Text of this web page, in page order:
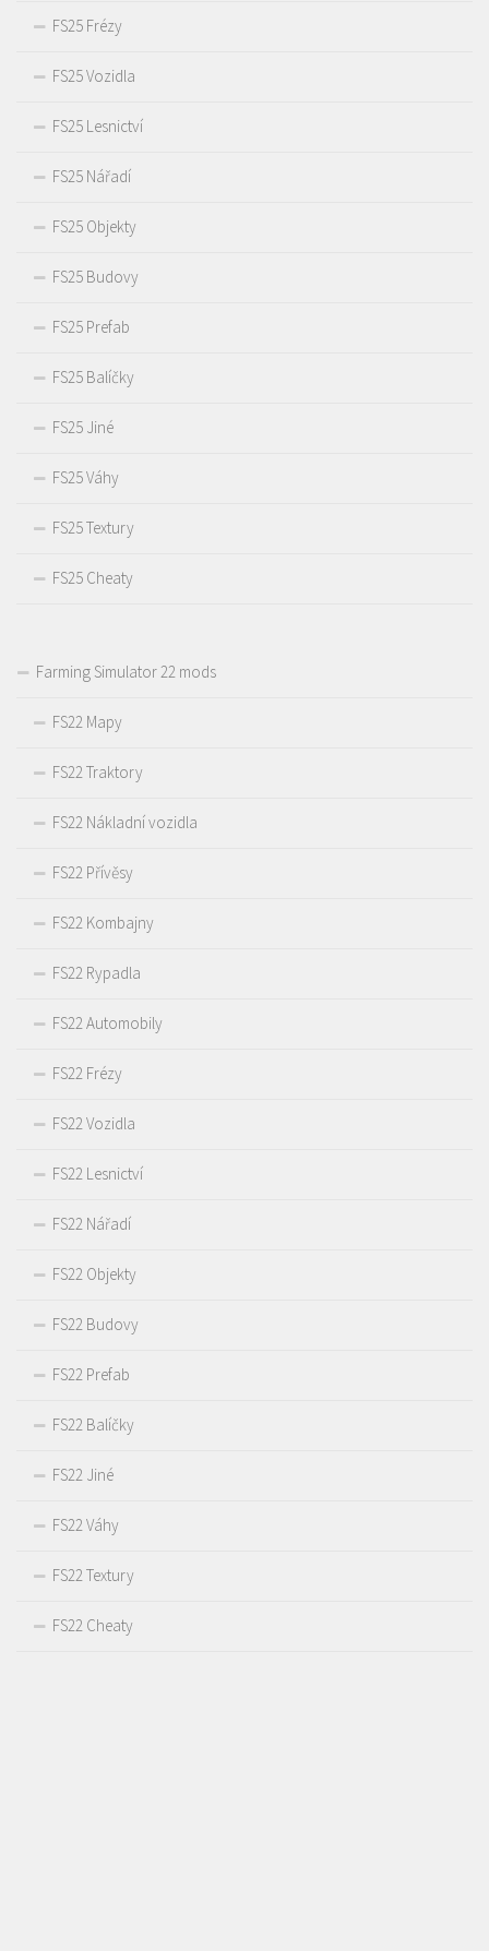
FS25 Frézy
FS25 Vozidla
FS25 Lesnictví
FS25 Nářadí
FS25 Objekty
FS25 Budovy
FS25 Prefab
FS25 Balíčky
FS25 Jiné
FS25 Váhy
FS25 Textury
FS25 Cheaty
Farming Simulator 22 mods
FS22 Mapy
FS22 Traktory
FS22 Nákladní vozidla
FS22 Přívěsy
FS22 Kombajny
FS22 Rypadla
FS22 Automobily
FS22 Frézy
FS22 Vozidla
FS22 Lesnictví
FS22 Nářadí
FS22 Objekty
FS22 Budovy
FS22 Prefab
FS22 Balíčky
FS22 Jiné
FS22 Váhy
FS22 Textury
FS22 Cheaty